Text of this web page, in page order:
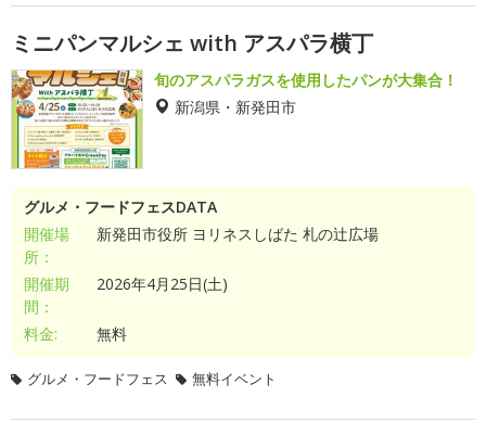
ミニパンマルシェ with アスパラ横丁
旬のアスパラガスを使用したパンが大集合！
新潟県・新発田市
グルメ・フードフェスDATA
開催場
所：
新発田市役所 ヨリネスしばた 札の辻広場
開催期
間：
2026年4月25日(土)
料金: 無料
グルメ・フードフェス 無料イベント